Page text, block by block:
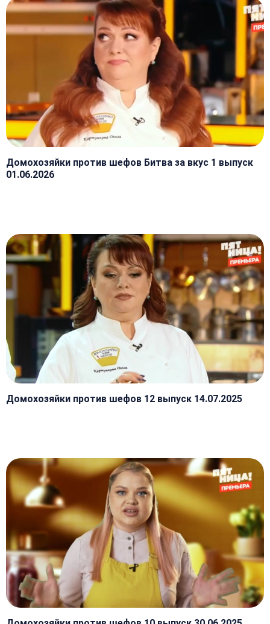
Домохозяйки против шефов Битва за вкус 1 выпуск
01.06.2026
Домохозяйки против шефов 12 выпуск 14.07.2025